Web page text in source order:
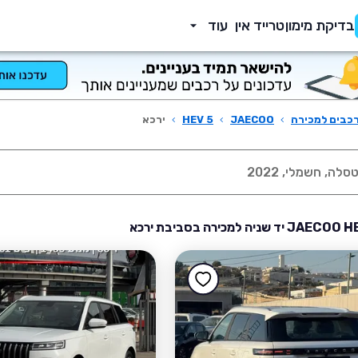
בדיקת מימוןטרייד אין עוד
למכירה ›
JAECOO
›
HEV 5
› ירכא